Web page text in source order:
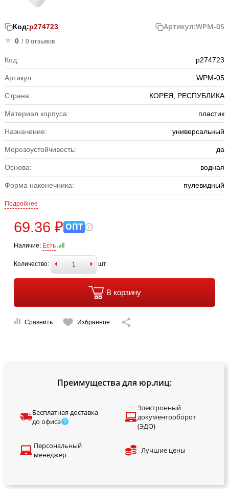
Код:р274723 Артикул:WPM-05
0 / 0 отзывов
Код: р274723
Артикул: WPM-05
Страна: КОРЕЯ, РЕСПУБЛИКА
Материал корпуса: пластик
Назначение: универсальный
Морозоустойчивость: да
Основа: водная
Форма наконечника: пулевидный
Подробнее
69.36 ₽ ОПТ
Наличие: Есть
Количество: шт
В корзину
Сравнить Избранное
Преимущества для юр.лиц:
Бесплатная доставка
до офиса
Электронный
документооборот
(ЭДО)
Персональный
менеджер
Лучшие цены